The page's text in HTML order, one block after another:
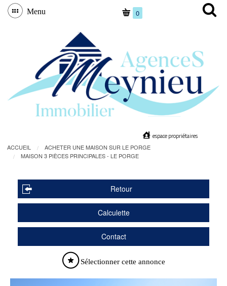
Menu 0
espace propriétaires
ACCUEIL
ACHETER UNE MAISON SUR LE PORGE
MAISON 3 PIÈCES PRINCIPALES - LE PORGE
Retour
Calculette
Contact
Sélectionner cette annonce